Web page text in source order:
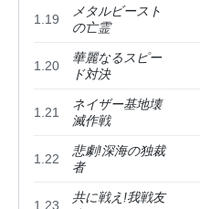
1.19
メタルビースト
の亡霊
1.20
華麗なるスピー
ド対決
1.21
ネイザー基地壊
滅作戦
1.22
悲劇!深海の独裁
者
1.23
共に戦え!我戦友